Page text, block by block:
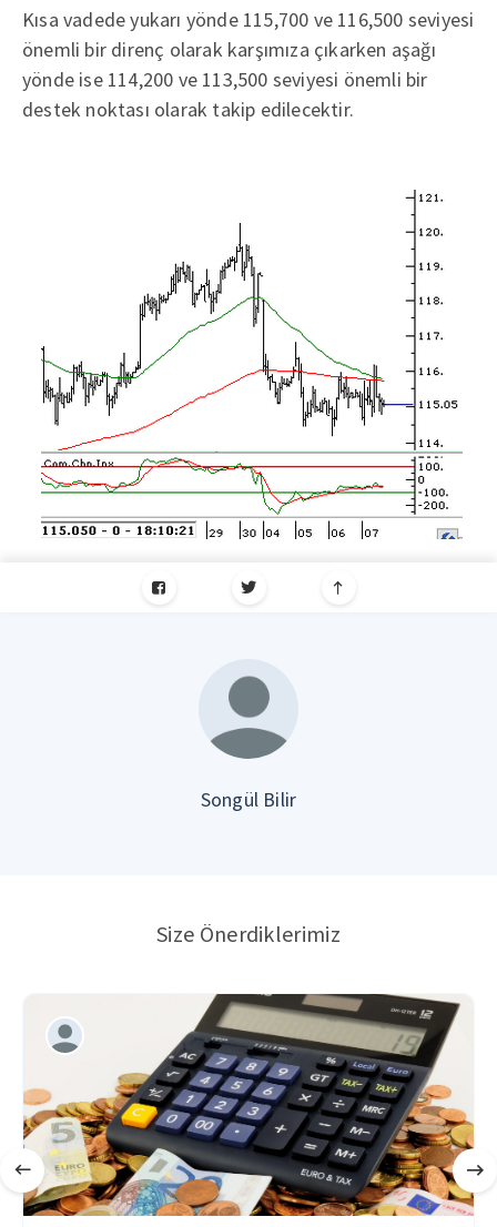
Kısa vadede yukarı yönde 115,700 ve 116,500 seviyesi
önemli bir direnç olarak karşımıza çıkarken aşağı
yönde ise 114,200 ve 113,500 seviyesi önemli bir
destek noktası olarak takip edilecektir.
Songül Bilir
Size Önerdiklerimiz